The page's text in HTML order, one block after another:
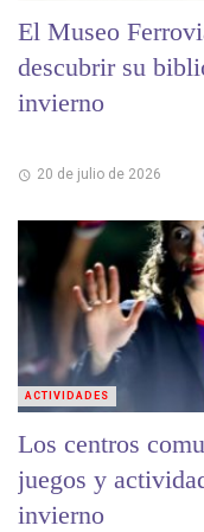
El Museo
descubrir su
invierno
20 de julio de 2026
Los centros
juegos y
invierno
ACTIVIDADES